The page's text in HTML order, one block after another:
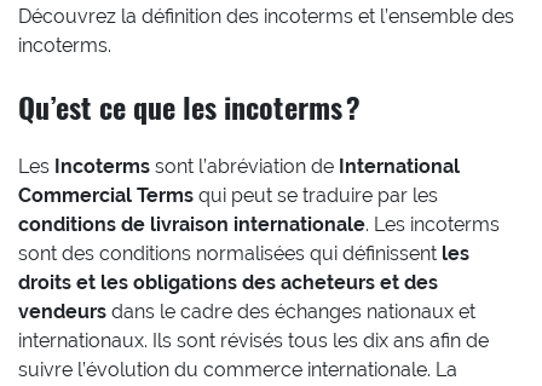
Découvrez la définition des incoterms et l’ensemble des
incoterms.
Qu’est ce que les incoterms ?
Les Incoterms sont l’abréviation de International
Commercial Terms qui peut se traduire par les
conditions de livraison internationale. Les incoterms
sont des conditions normalisées qui définissent les
droits et les obligations des acheteurs et des
vendeurs dans le cadre des échanges nationaux et
internationaux. Ils sont révisés tous les dix ans afin de
suivre l’évolution du commerce internationale. La